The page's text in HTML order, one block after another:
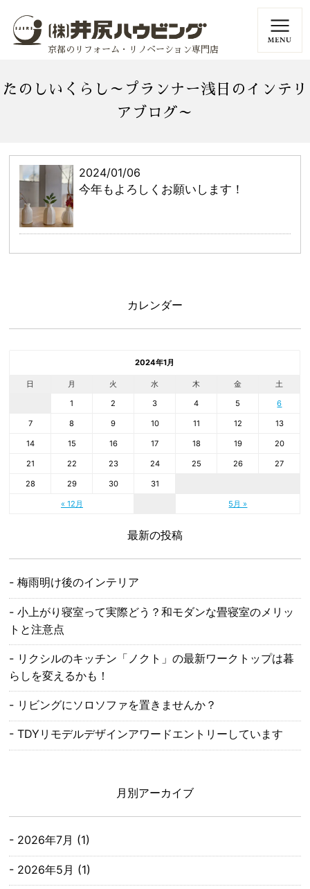
京都のリフォーム・リノベーション専門店
たのしいくらし～プランナー浅日のインテリ
アブログ～
2024/01/06
今年もよろしくお願いします！
カレンダー
2024年1月
日 月 火 水 木 金 土
« 12月 5月 »
1 2 3 4 5 6
7 8 9 10 11 12 13
14 15 16 17 18 19 20
21 22 23 24 25 26 27
28 29 30 31
最新の投稿
梅雨明け後のインテリア
小上がり寝室って実際どう？和モダンな畳寝室のメリッ
トと注意点
リクシルのキッチン「ノクト」の最新ワークトップは暮
らしを変えるかも！
リビングにソロソファを置きませんか？
TDYリモデルデザインアワードエントリーしています
月別アーカイブ
2026年7月 (1)
2026年5月 (1)